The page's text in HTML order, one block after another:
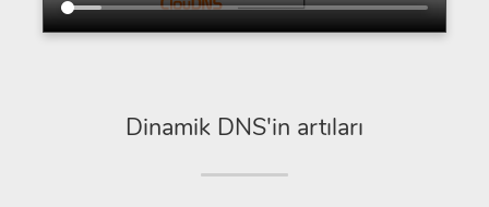
Dinamik DNS'in artıları